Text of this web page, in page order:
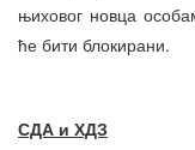
њиховог новца
ће бити блокирани.
СДА и ХДЗ